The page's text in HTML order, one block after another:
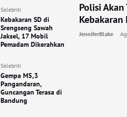
Selebriti
Kebakaran SD di
Srengseng Sawah
Jaksel, 17 Mobil
Pemadam Dikerahkan
Selebriti
Gempa M5,3
Pangandaran,
Guncangan Terasa di
Bandung
Polisi
JenniferBlake